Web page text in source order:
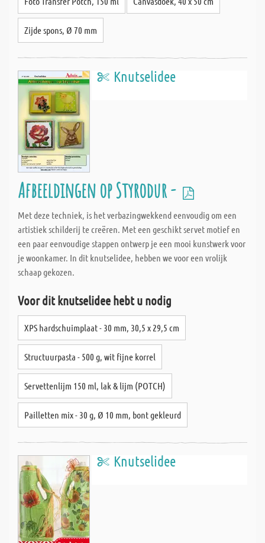
Zijde spons, Ø 70 mm
Knutselidee
Afbeeldingen op Styrodur -
Met deze techniek, is het verbazingwekkend eenvoudig om een
artistiek schilderij te creëren. Met een geschikt servet motief en
een paar eenvoudige stappen ontwerp je een mooi kunstwerk voor
je woonkamer. In dit knutselidee, hebben we voor een vrolijk
schaap gekozen.
Voor dit knutselidee hebt u nodig
XPS hardschuimplaat - 30 mm, 30,5 x 29,5 cm
Structuurpasta - 500 g, wit fijne korrel
Servettenlijm 150 ml, lak & lijm (POTCH)
Pailletten mix - 30 g, Ø 10 mm, bont gekleurd
Knutselidee